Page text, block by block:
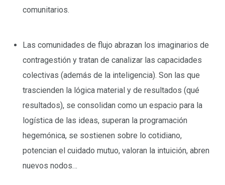
comunitarios.
Las comunidades de flujo abrazan los imaginarios de
contragestión y tratan de canalizar las capacidades
colectivas (además de la inteligencia). Son las que
trascienden la lógica material y de resultados (qué
resultados), se consolidan como un espacio para la
logística de las ideas, superan la programación
hegemónica, se sostienen sobre lo cotidiano,
potencian el cuidado mutuo, valoran la intuición, abren
nuevos nodos…